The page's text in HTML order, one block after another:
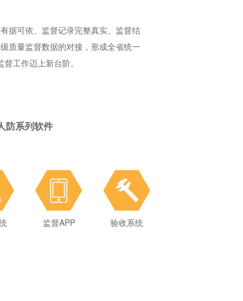
据可依、监督记录完整真实、监督结
质量监督数据的对接，形成全省统一
工作迈上新台阶。
防系列软件
监督APP
监督APP 验收系统
验收系统